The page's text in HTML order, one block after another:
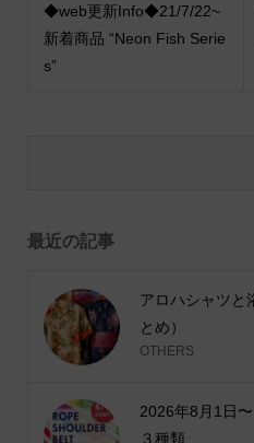
◆web更新Info◆21/7/22~
新着商品 “Neon Fish Serie
s”
最近の記事
アロハシャツと
とめ）
OTHERS
2026年8月1日
３種類